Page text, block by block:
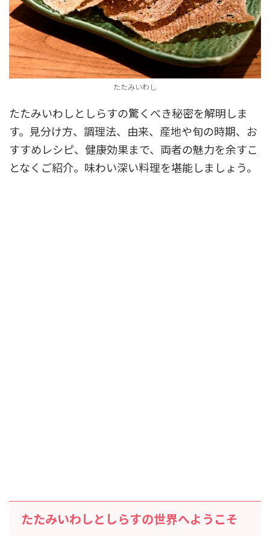
たたみいわし
たたみいわしとしらすの驚くべき秘密を解明しま
す。見分け方、調理法、由来、産地や旬の時期、お
すすめレシピ、健康効果まで、両者の魅力を余すこ
となくご紹介。味わい深い料理を堪能しましょう。
たたみいわしとしらすの世界へようこそ